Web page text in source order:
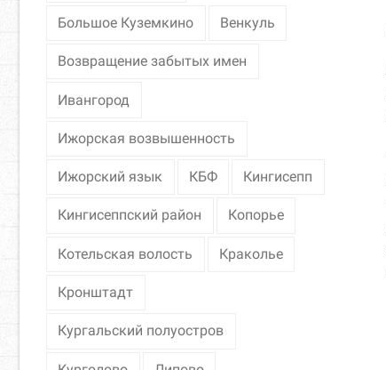
Большое Куземкино Венкуль
Возвращение забытых имен
Ивангород
Ижорская возвышенность
Ижорский язык КБФ Кингисепп
Кингисеппский район Копорье
Котельская волость Краколье
Кронштадт
Кургальский полуостров